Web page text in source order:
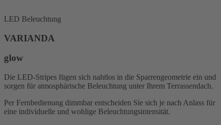
LED Beleuchtung
VARIANDA
glow
Die LED-Stripes fügen sich nahtlos in die Sparrengeometrie ein und
sorgen für atmosphärische Beleuchtung unter Ihrem Terrassendach.
Per Fernbedienung dimmbar entscheiden Sie sich je nach Anlass für
eine individuelle und wohlige Beleuchtungsintensität.